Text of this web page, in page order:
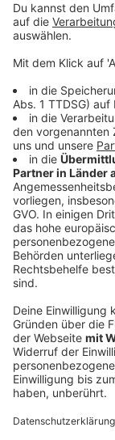
Außerdem sind
von
Anzeige
Social-Run
Anzeige
Neben dem
Sonntag auch
mitlaufen.
Kilometer
Uhr an der
Mitmachen
oder Profi. Zur
Fliese die
trinken oder
Anzeige